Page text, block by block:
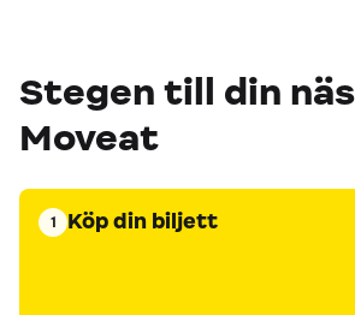
Stegen till din
Moveat
1 Köp din biljett